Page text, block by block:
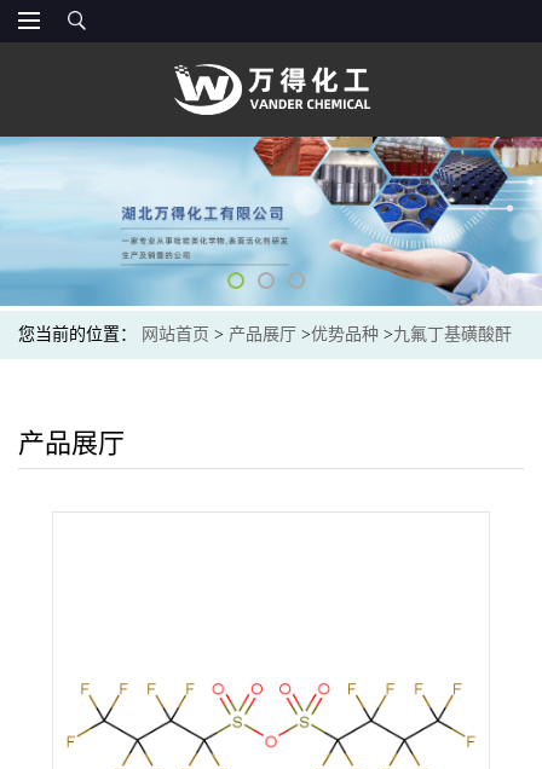
您当前的位置： 网站首页 > 产品展厅 >优势品种 >九氟丁基磺酸酐
产品展厅